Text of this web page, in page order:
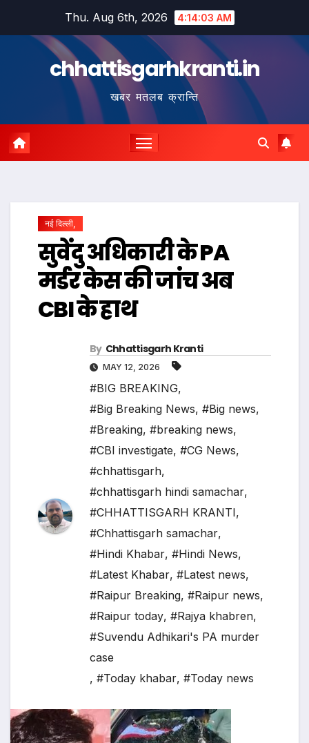
Thu. Aug 6th, 2026 4:14:04 AM
chhattisgarhkranti.in
खबर मतलब क्रान्ति
नई दिल्ली,
सुवेंदु अधिकारी के PA
मर्डर केस की जांच अब
CBI के हाथ
By Chhattisgarh Kranti
MAY 12, 2026
#BIG BREAKING,
#Big Breaking News, #Big news,
#Breaking, #breaking news,
#CBI investigate, #CG News,
#chhattisgarh,
#chhattisgarh hindi samachar,
#CHHATTISGARH KRANTI,
#Chhattisgarh samachar,
#Hindi Khabar, #Hindi News,
#Latest Khabar, #Latest news,
#Raipur Breaking, #Raipur news,
#Raipur today, #Rajya khabren,
#Suvendu Adhikari's PA murder
case
, #Today khabar, #Today news